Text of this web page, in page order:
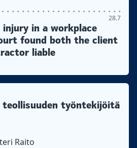
28.7
in a workplace
found both the client
liable
työntekijöitä
Raito